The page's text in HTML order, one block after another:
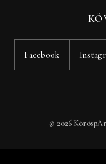
Facebook
© 2026